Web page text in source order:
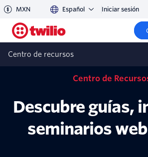
MXN Español Iniciar sesión
Centro de recursos
Centro de
Descubre guías,
seminarios